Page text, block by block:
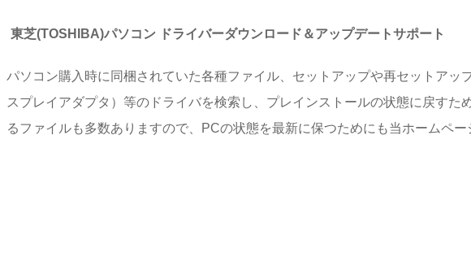
東芝(TOSHIBA)パソコン ドライバーダウンロード＆アップデートサポート
パソコン購入時に同梱されていた各種ファイル、セットアップや再セットア
スプレイアダプタ）等のドライバを検索し、プレインストールの状態に戻す
るファイルも多数ありますので、PCの状態を最新に保つためにも当ホームペー